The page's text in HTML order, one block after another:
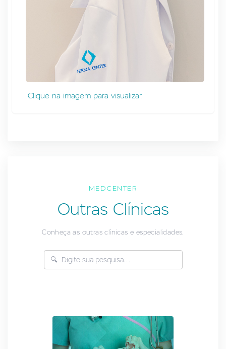
Clique na imagem para visualizar.
MEDCENTER
Outras Clínicas
Conheça as outras clínicas e especialidades.